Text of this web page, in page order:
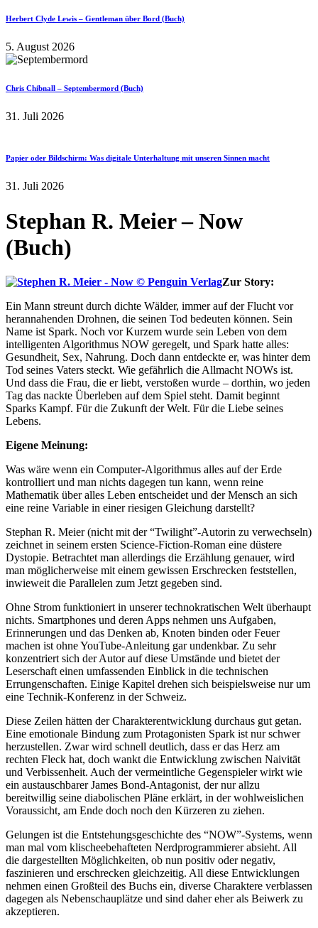
Herbert Clyde Lewis – Gentleman über Bord (Buch)
5. August 2026
Chris Chibnall – Septembermord (Buch)
31. Juli 2026
Papier oder Bildschirm: Was digitale Unterhaltung mit unseren Sinnen macht
31. Juli 2026
Stephan R. Meier – Now
(Buch)
Zur Story:
Ein Mann streunt durch dichte Wälder, immer auf der Flucht vor
herannahenden Drohnen, die seinen Tod bedeuten können. Sein
Name ist Spark. Noch vor Kurzem wurde sein Leben von dem
intelligenten Algorithmus NOW geregelt, und Spark hatte alles:
Gesundheit, Sex, Nahrung. Doch dann entdeckte er, was hinter dem
Tod seines Vaters steckt. Wie gefährlich die Allmacht NOWs ist.
Und dass die Frau, die er liebt, verstoßen wurde – dorthin, wo jeden
Tag das nackte Überleben auf dem Spiel steht. Damit beginnt
Sparks Kampf. Für die Zukunft der Welt. Für die Liebe seines
Lebens.
Eigene Meinung:
Was wäre wenn ein Computer-Algorithmus alles auf der Erde
kontrolliert und man nichts dagegen tun kann, wenn reine
Mathematik über alles Leben entscheidet und der Mensch an sich
eine reine Variable in einer riesigen Gleichung darstellt?
Stephan R. Meier (nicht mit der “Twilight”-Autorin zu verwechseln)
zeichnet in seinem ersten Science-Fiction-Roman eine düstere
Dystopie. Betrachtet man allerdings die Erzählung genauer, wird
man möglicherweise mit einem gewissen Erschrecken feststellen,
inwieweit die Parallelen zum Jetzt gegeben sind.
Ohne Strom funktioniert in unserer technokratischen Welt überhaupt
nichts. Smartphones und deren Apps nehmen uns Aufgaben,
Erinnerungen und das Denken ab, Knoten binden oder Feuer
machen ist ohne YouTube-Anleitung gar undenkbar. Zu sehr
konzentriert sich der Autor auf diese Umstände und bietet der
Leserschaft einen umfassenden Einblick in die technischen
Errungenschaften. Einige Kapitel drehen sich beispielsweise nur um
eine Technik-Konferenz in der Schweiz.
Diese Zeilen hätten der Charakterentwicklung durchaus gut getan.
Eine emotionale Bindung zum Protagonisten Spark ist nur schwer
herzustellen. Zwar wird schnell deutlich, dass er das Herz am
rechten Fleck hat, doch wankt die Entwicklung zwischen Naivität
und Verbissenheit. Auch der vermeintliche Gegenspieler wirkt wie
ein austauschbarer James Bond-Antagonist, der nur allzu
bereitwillig seine diabolischen Pläne erklärt, in der wohlweislichen
Voraussicht, am Ende doch noch den Kürzeren zu ziehen.
Gelungen ist die Entstehungsgeschichte des “NOW”-Systems, wenn
man mal vom klischeebehafteten Nerdprogrammierer absieht. All
die dargestellten Möglichkeiten, ob nun positiv oder negativ,
faszinieren und erschrecken gleichzeitig. All diese Entwicklungen
nehmen einen Großteil des Buchs ein, diverse Charaktere verblassen
dagegen als Nebenschauplätze und sind daher eher als Beiwerk zu
akzeptieren.